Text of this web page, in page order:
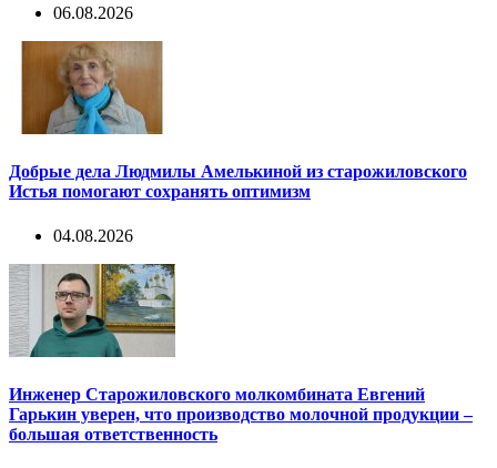
06.08.2026
Добрые дела Людмилы Амелькиной из старожиловского
Истья помогают сохранять оптимизм
04.08.2026
Инженер Старожиловского молкомбината Евгений
Гарькин уверен, что производство молочной продукции –
большая ответственность